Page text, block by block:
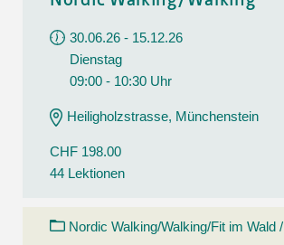
30.06.26 - 15.12.26
Dienstag
09:00 - 10:30 Uhr
Heiligholzstrasse, Münchenstein
CHF 198.00
44 Lektionen
Nordic Walking/Walking/Fit im Wald